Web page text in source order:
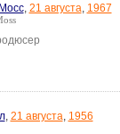
, 21 августа, 1967
, 21 августа, 1956